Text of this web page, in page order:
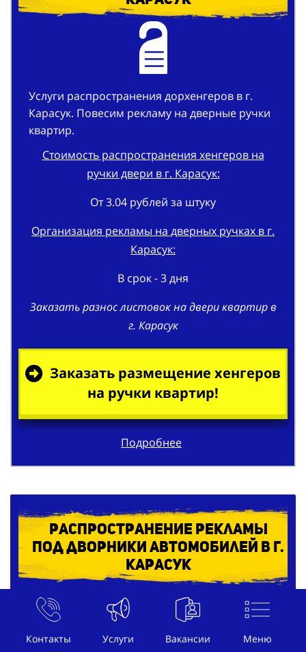
Контакты Услуги Вакансии Меню
Услуги распространения дорхенгеров в г.
Карасук. Повесим рекламу на дверные ручки
квартир.
Стоимость распространения хенгеров на
ручки двери в г. Карасук:
От 3.04 рублей за штуку
Организация рекламы на дверных ручках в г.
Карасук:
В срок - 3 дня
Заказать разнос листовок на двери квартир в
г. Карасук
Заказать размещение хенгеров
на ручки квартир!
Подробнее
Распространение рекламы
под дворники автомобилей в г.
Карасук